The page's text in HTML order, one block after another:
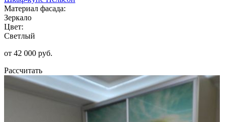
Материал фасада:
Зеркало
Цвет:
Светлый
от 42 000 руб.
Рассчитать